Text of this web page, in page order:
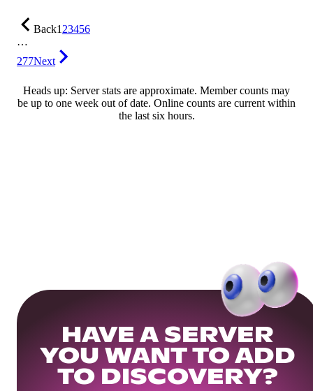
Back123456
…
277Next
Heads up: Server stats are approximate. Member counts may
be up to one week out of date. Online counts are current within
the last six hours.
HAVE A SERVER
YOU WANT TO ADD
TO DISCOVERY?